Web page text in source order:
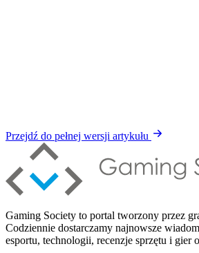
Przejdź do pełnej wersji artykułu
Gaming Society to portal tworzony przez
Codziennie dostarczamy najnowsze
esportu, technologii, recenzje sprzętu i gier